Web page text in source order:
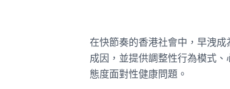
在快節奏的香港社會中，早洩
成因，並提供調整性行為模式
態度面對性健康問題。